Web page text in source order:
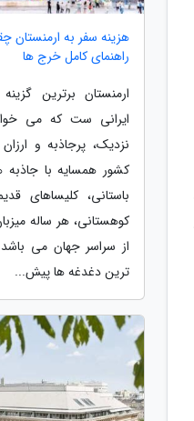
هزینه سفر به ارمنستان
راهنمای کامل خرج ها
ارمنستان برترین
ایرانی ست که می
نزدیک، پرجاذبه و
کشور همسایه با جاذبه
باستانی، کلیساهای
کوهستانی، هر ساله
از سراسر جهان می
ترین دغدغه ها پیش...